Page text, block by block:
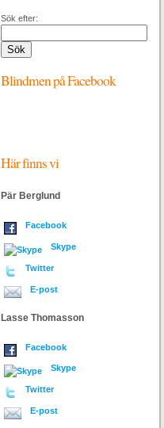
Sök efter:
Blindmen på Facebook
Här finns vi
Pär Berglund
Facebook
Skype
Twitter
E-post
Lasse Thomasson
Facebook
Skype
Twitter
E-post